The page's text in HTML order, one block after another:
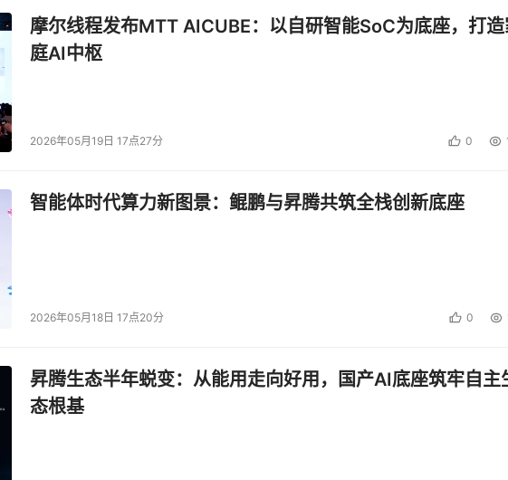
摩尔线程发布MTT AICUBE：以自研智能SoC为底座，打
庭AI中枢
2026年05月19日 17点27分 0
智能体时代算力新图景：鲲鹏与昇腾共筑全栈创新底座
2026年05月18日 17点20分 0
昇腾生态半年蜕变：从能用走向好用，国产AI底座筑牢自主
态根基